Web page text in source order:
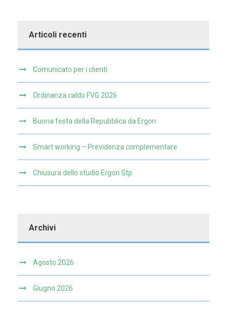
Articoli recenti
Comunicato per i clienti
Ordinanza caldo FVG 2026
Buona festa della Repubblica da Ergon
Smart working – Previdenza complementare
Chiusura dello studio Ergon Stp
Archivi
Agosto 2026
Giugno 2026